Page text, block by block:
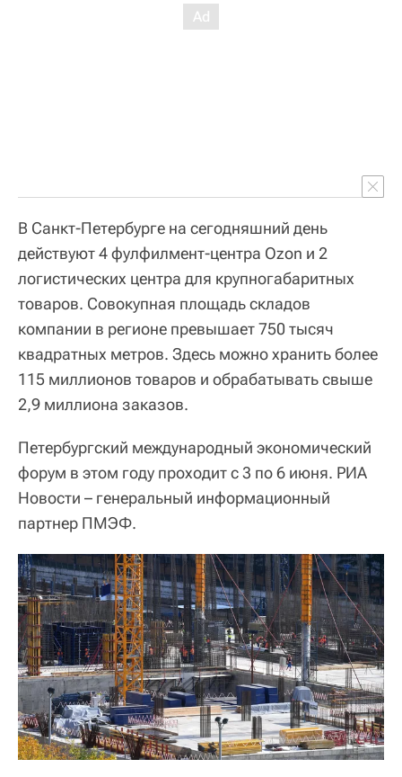
В Санкт-Петербурге на сегодняшний день
действуют 4 фулфилмент-центра Ozon и 2
логистических центра для крупногабаритных
товаров. Совокупная площадь складов
компании в регионе превышает 750 тысяч
квадратных метров. Здесь можно хранить более
115 миллионов товаров и обрабатывать свыше
2,9 миллиона заказов.
Петербургский международный экономический
форум в этом году проходит с 3 по 6 июня. РИА
Новости – генеральный информационный
партнер ПМЭФ.